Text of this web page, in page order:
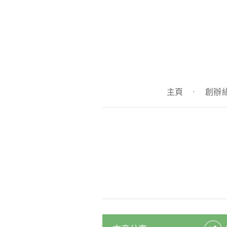
主頁 · 創辦